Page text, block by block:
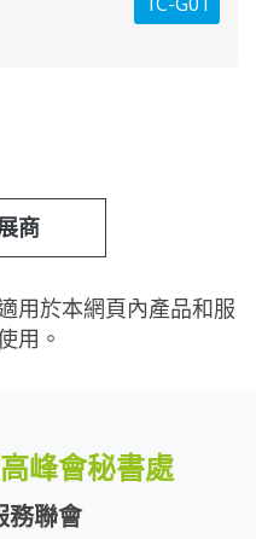
商
用於本網頁內產品和服
用。
峰會秘書處
務聯會